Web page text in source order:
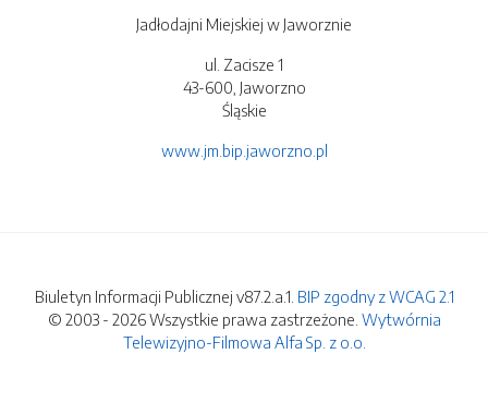
Jadłodajni Miejskiej w Jaworznie
ul. Zacisze 1
43-600, Jaworzno
Śląskie
www.jm.bip.jaworzno.pl
Biuletyn Informacji Publicznej v87.2.a.1. BIP zgodny z WCAG 2.1
© 2003 - 2026 Wszystkie prawa zastrzeżone. Wytwórnia
Telewizyjno-Filmowa Alfa Sp. z o.o.